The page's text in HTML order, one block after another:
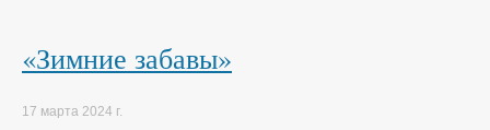
«Зимние забавы»
17 марта 2024 г.